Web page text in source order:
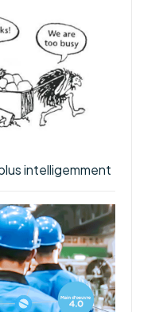
intelligemment